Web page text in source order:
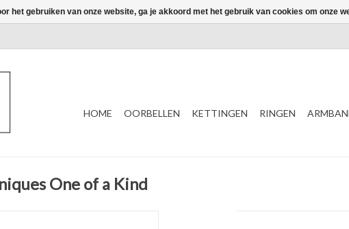
HOME OORBELLEN KETTINGEN RINGEN
One of a Kind
het gebruiken van onze website, ga je akkoord met het gebruik van cookies om onze